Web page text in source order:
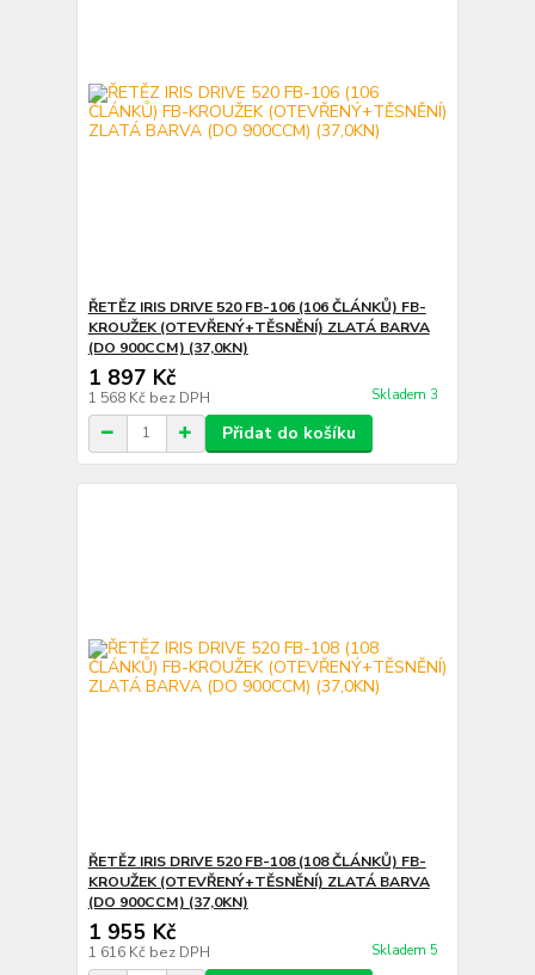
ŘETĚZ IRIS DRIVE 520 FB-106 (106 ČLÁNKŮ) FB-
KROUŽEK (OTEVŘENÝ+TĚSNĚNÍ) ZLATÁ BARVA
(DO 900CCM) (37,0KN)
1 897 Kč
1 568 Kč bez DPH Skladem 3
Přidat do košíku
ŘETĚZ IRIS DRIVE 520 FB-108 (108 ČLÁNKŮ) FB-
KROUŽEK (OTEVŘENÝ+TĚSNĚNÍ) ZLATÁ BARVA
(DO 900CCM) (37,0KN)
1 955 Kč
1 616 Kč bez DPH Skladem 5